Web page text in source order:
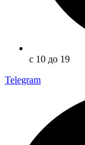
с 10 до 19
Telegram